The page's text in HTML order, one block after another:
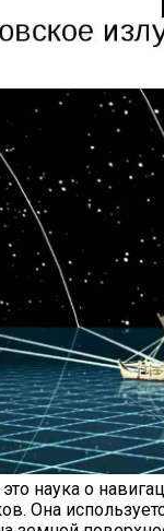
наука о
Она